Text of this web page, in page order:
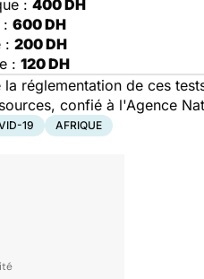
: 400 DH
: 600 DH
: 200 DH
: 120 DH
réglementation de ces
confié à l'Agence
19 AFRIQUE